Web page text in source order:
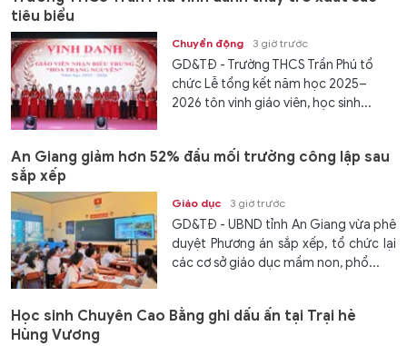
tiêu biểu
Chuyển động 3 giờ trước
GD&TĐ - Trường THCS Trần Phú tổ
chức Lễ tổng kết năm học 2025–
2026 tôn vinh giáo viên, học sinh...
An Giang giảm hơn 52% đầu mối trường công lập sau
sắp xếp
Giáo dục 3 giờ trước
GD&TĐ - UBND tỉnh An Giang vừa phê
duyệt Phương án sắp xếp, tổ chức lại
các cơ sở giáo dục mầm non, phổ...
Học sinh Chuyên Cao Bằng ghi dấu ấn tại Trại hè
Hùng Vương